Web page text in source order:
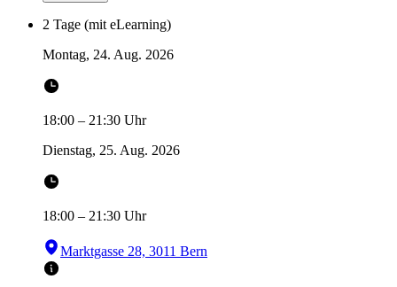
2 Tage (mit eLearning)
Montag, 24. Aug. 2026
18:00 – 21:30 Uhr
Dienstag, 25. Aug. 2026
18:00 – 21:30 Uhr
Marktgasse 28, 3011 Bern